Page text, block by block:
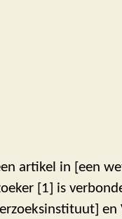
artikel in [een
[1] is
en